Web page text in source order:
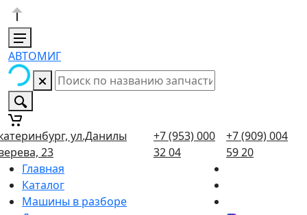
АВТОМИГ
ул.Данилы
23
+7 (953) 000
32 04
+7 (909) 004
59 20
Главная
Каталог
Машины в разборе